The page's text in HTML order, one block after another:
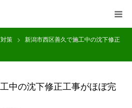
策
新潟市西区善久で施工中の沈下修正
中の沈下修正工事がほぼ完